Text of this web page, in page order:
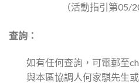
（活動指引第05/
查詢：
如有任何查詢，可電郵至
與本區協調人何家騏先生